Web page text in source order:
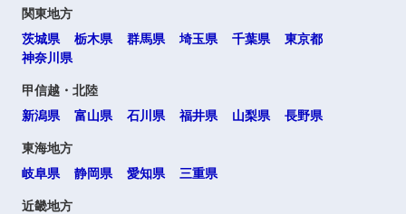
関東地方
茨城県
栃木県 群馬県 埼玉県 千葉県
東京都
神奈川県
甲信越・北陸
新潟県
富山県 石川県 福井県 山梨県 長野県
東海地方
岐阜県
静岡県 愛知県 三重県
近畿地方